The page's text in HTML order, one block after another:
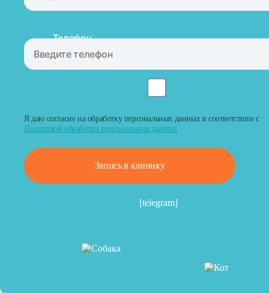
Телефон
Я даю согласие на обработку персональных данных в соответствии с
Политикой обработки персональных данных
Запись в клинику
[telegram]